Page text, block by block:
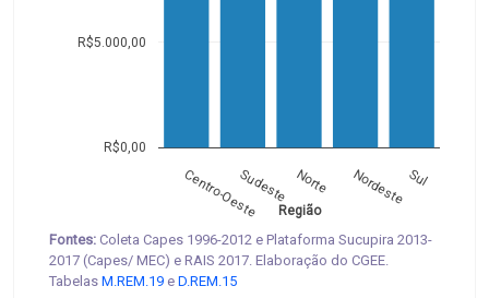
Centro-OesteSudeste Norte Nordeste Sul
R$0,00
R$5.000,00
Região
Fontes: Coleta Capes 1996-2012 e Plataforma Sucupira 2013-
2017 (Capes/ MEC) e RAIS 2017. Elaboração do CGEE.
Tabelas M.REM.19 e D.REM.15